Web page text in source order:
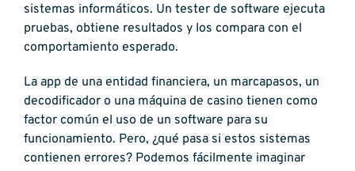
sistemas informáticos. Un tester de software ejecuta
pruebas, obtiene resultados y los compara con el
comportamiento esperado.
La app de una entidad financiera, un marcapasos, un
decodificador o una máquina de casino tienen como
factor común el uso de un software para su
funcionamiento. Pero, ¿qué pasa si estos sistemas
contienen errores? Podemos fácilmente imaginar